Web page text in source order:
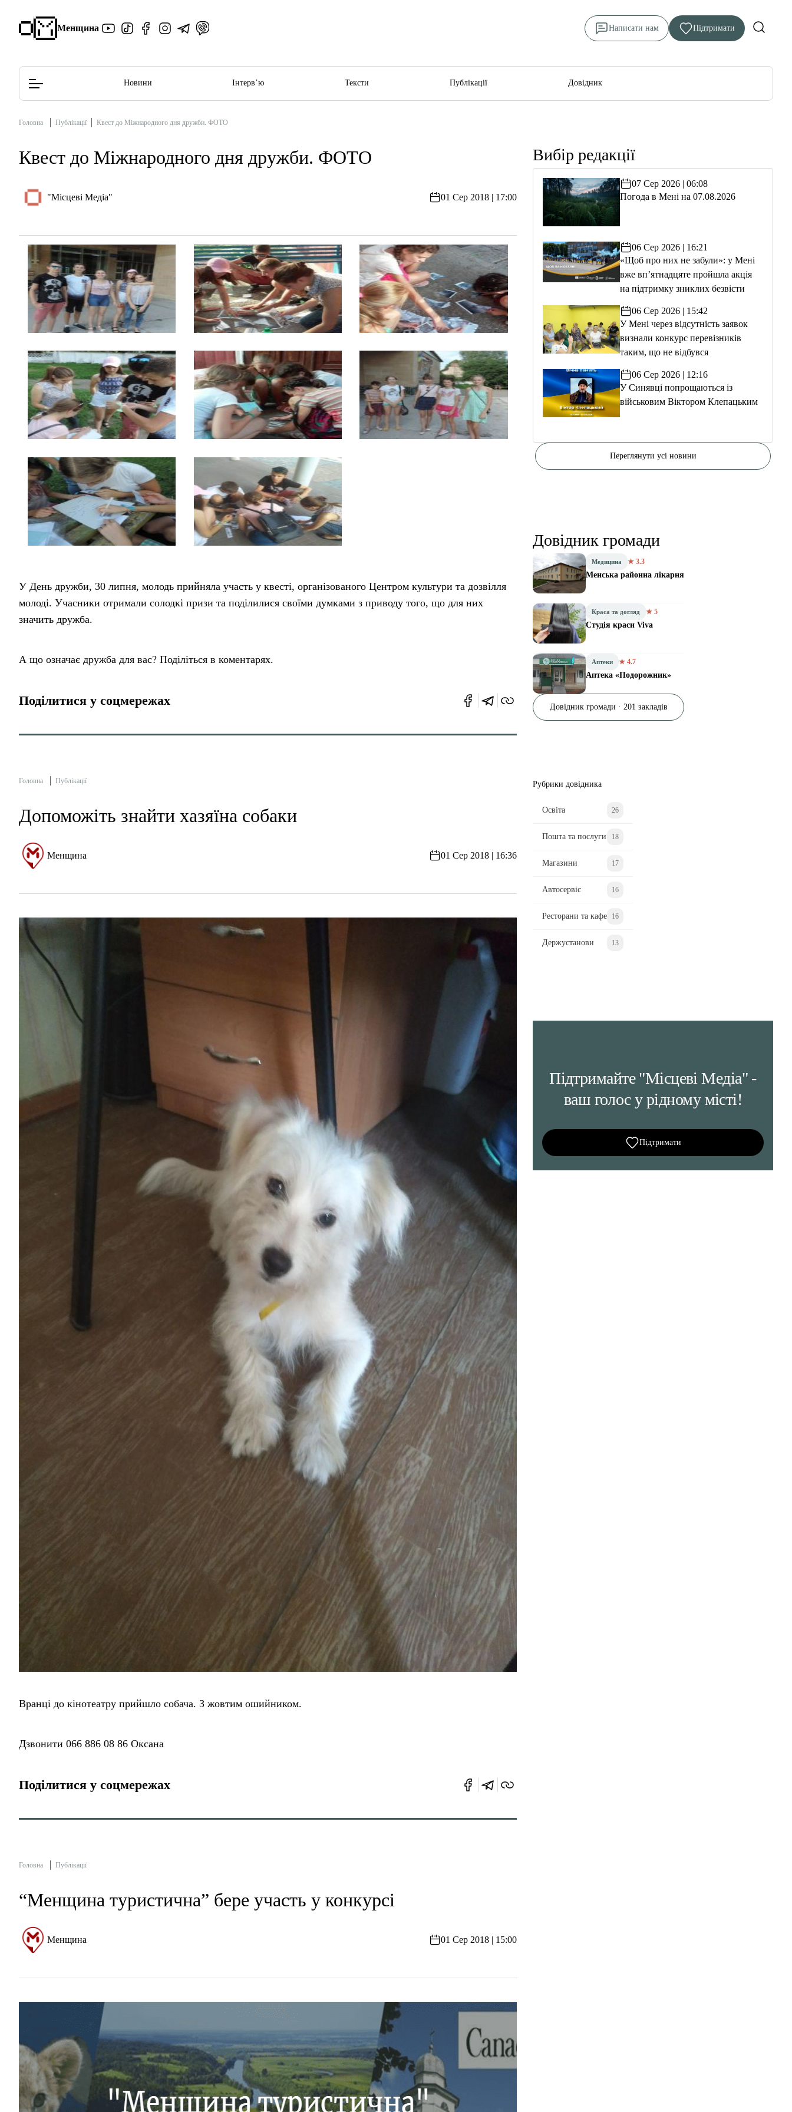
Менщина Написати нам Підтримати
Редакційна політика
Новини Інтерв’ю Тексти Публікації Довідник
Головна Публікації Квест до Міжнародного дня дружби. ФОТО
Квест до Міжнародного дня дружби. ФОТО
"Місцеві Медіа" 01 Сер 2018 | 17:00
У День дружби, 30 липня, молодь прийняла участь у квесті, організованого Центром культури та дозвілля
молоді. Учасники отримали солодкі призи та поділилися своїми думками з приводу того, що для них
значить дружба.
А що означає дружба для вас? Поділіться в коментарях.
Поділитися у соцмережах
Головна Публікації
Допоможіть знайти хазяїна собаки
Менщина 01 Сер 2018 | 16:36
Вранці до кінотеатру прийшло собача. З жовтим ошийником.
Дзвонити 066 886 08 86 Оксана
Поділитися у соцмережах
Головна Публікації
“Менщина туристична” бере участь у конкурсі
Менщина 01 Сер 2018 | 15:00
Вибір редакції
07 Сер 2026 | 06:08
Погода в Мені на 07.08.2026
06 Сер 2026 | 16:21
«Щоб про них не забули»: у Мені
вже вп’ятнадцяте пройшла акція
на підтримку зниклих безвісти
06 Сер 2026 | 15:42
У Мені через відсутність заявок
визнали конкурс перевізників
таким, що не відбувся
06 Сер 2026 | 12:16
У Синявці попрощаються із
військовим Віктором Клепацьким
Переглянути усі новини
Довідник громади
Медицина ★ 3.3
Менська районна лікарня
Краса та догляд ★ 5
Студія краси Viva
Аптеки ★ 4.7
Аптека «Подорожник»
Довідник громади · 201 закладів
Рубрики довідника
Освіта 26
Пошта та послуги 18
Магазини 17
Автосервіс 16
Ресторани та кафе 16
Держустанови 13
Підтримайте "Місцеві Медіа" -
ваш голос у рідному місті!
Підтримати